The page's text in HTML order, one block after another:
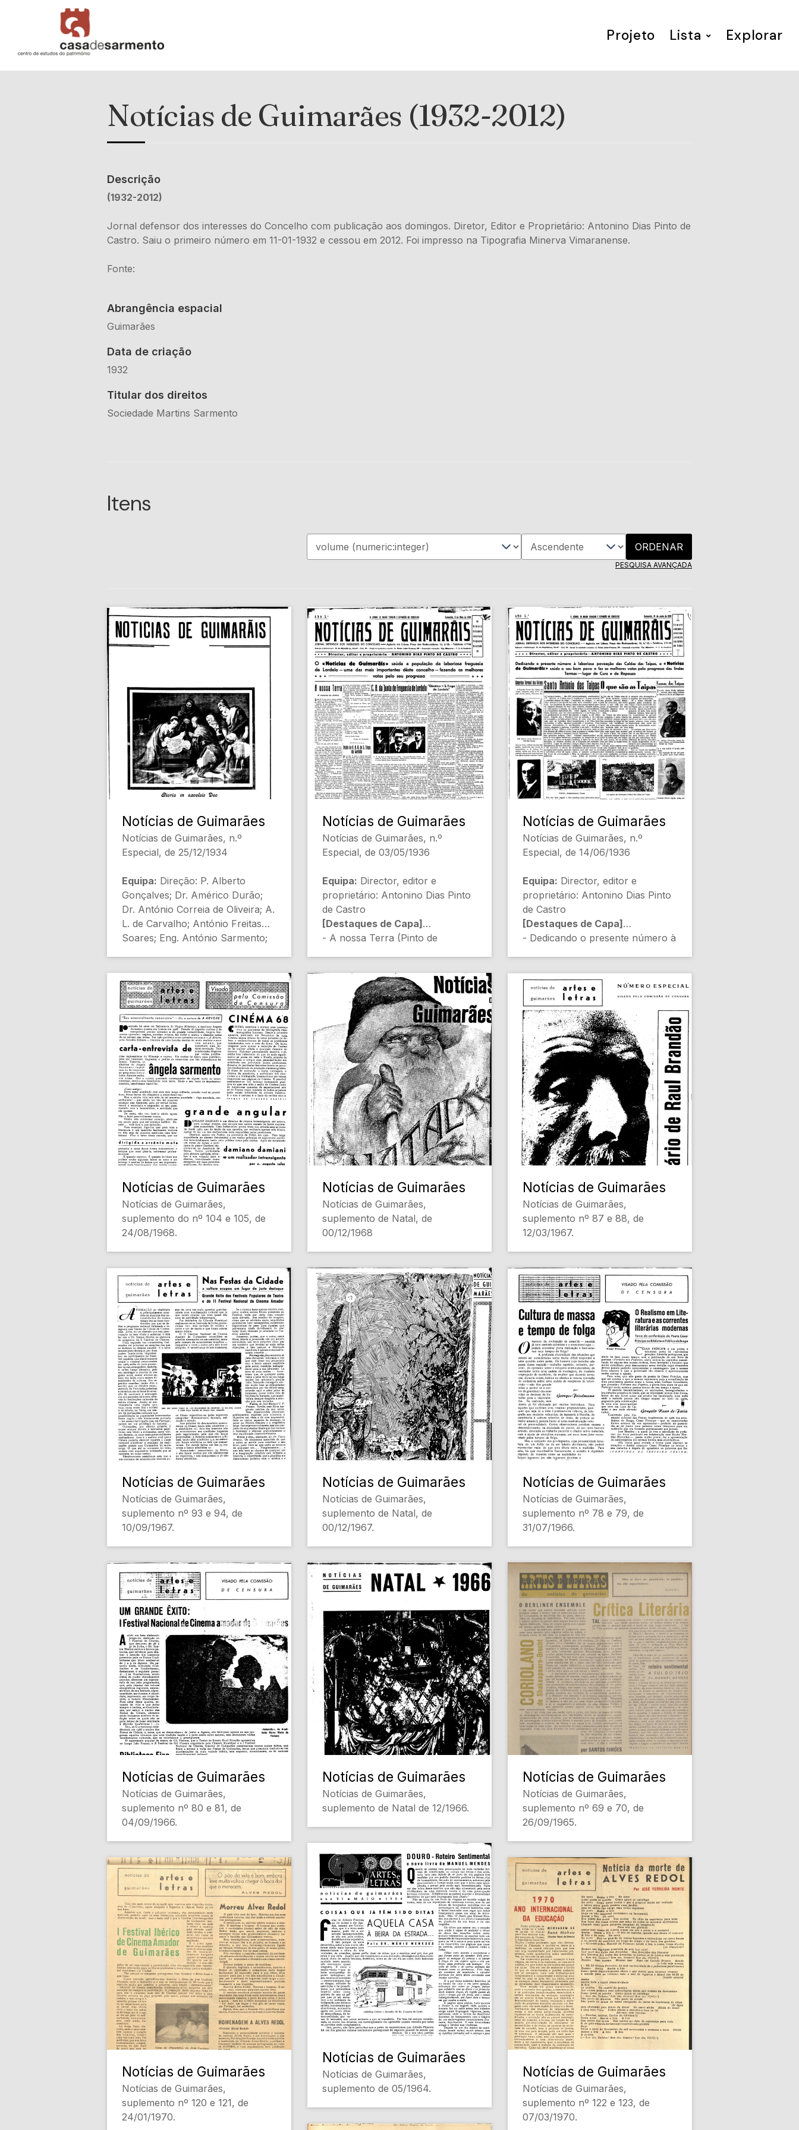
Projeto Lista Explorar
Notícias de Guimarães (1932-2012)
Descrição
(1932-2012)
Jornal defensor dos interesses do Concelho com publicação aos domingos. Diretor, Editor e Proprietário: Antonino Dias Pinto de
Castro. Saiu o primeiro número em 11-01-1932 e cessou em 2012. Foi impresso na Tipografia Minerva Vimaranense.
Fonte:
Abrangência espacial
Guimarães
Data de criação
1932
Titular dos direitos
Sociedade Martins Sarmento
Itens
ORDENAR
PESQUISA AVANÇADA
Notícias de Guimarães
Notícias de Guimarães, n.º
Especial, de 25/12/1934
Equipa: Direção: P. Alberto
Gonçalves; Dr. Américo Durão;
Dr. António Correia de Oliveira; A.
L. de Carvalho; António Freitas
Soares; Eng. António Sarmento;
Almeida; Dr. Eugênio de Castro;
Freire Pires; Jerónimo Almeida;
José Castilho; Leão Martins;
Ludovina Frias de Matos; L.
Coelho; Manuel de Guimarais; Dr.
Mariano Felgueiras; Mário de
Sousa Menezes; Dr. Nuno
Simões; Pipi; Raul Brandão; Zita
de Portugal
[Destaques de Capa]
- NOTICIAS DE GUIMARÃIS
(Vários) [Notícias locais]
- NATAL (Vários) [Religião]
[Conteúdo Gerado por
Inteligência Artificial, pode
conter erros]
Notícias de Guimarães
Notícias de Guimarães, n.º
Especial, de 03/05/1936
Equipa: Director, editor e
proprietário: Antonino Dias Pinto
de Castro
[Destaques de Capa]
- A nossa Terra (Pinto de
Lordelo (E. M.) [Segurança
pública]
- Eléctrica de S. Tiago de Lordelo
(Não indicado) [Infraestruturas]
- C. A. da Junta de Freguesia de
Lordelo (Não indicado)
[Administração local]
[Conteúdo Gerado por
Inteligência Artificial, pode
conter erros]
Notícias de Guimarães
Notícias de Guimarães, n.º
Especial, de 14/06/1936
Equipa: Director, editor e
proprietário: Antonino Dias Pinto
de Castro
[Destaques de Capa]
- Dedicando o presente número à
[Turismo Termal]
- Empresa Termal das Taipas: O
que são as Taipas (Cândido
Ribeiro Capela) [Infraestrutura
Regional]
- Estabelecimento Termal: Um
aspecto das instalações Termais
das Caldas das Taipas [Saúde e
Lazer]
[Conteúdo Gerado por
Inteligência Artificial, pode
conter erros]
Notícias de Guimarães
Notícias de Guimarães,
suplemento do nº 104 e 105, de
24/08/1968.
Notícias de Guimarães
Notícias de Guimarães,
suplemento de Natal, de
00/12/1968
Notícias de Guimarães
Notícias de Guimarães,
suplemento nº 87 e 88, de
12/03/1967.
Notícias de Guimarães
Notícias de Guimarães,
suplemento nº 93 e 94, de
10/09/1967.
Notícias de Guimarães
Notícias de Guimarães,
suplemento de Natal, de
00/12/1967.
Notícias de Guimarães
Notícias de Guimarães,
suplemento nº 78 e 79, de
31/07/1966.
Notícias de Guimarães
Notícias de Guimarães,
suplemento nº 80 e 81, de
04/09/1966.
Notícias de Guimarães
Notícias de Guimarães,
suplemento de Natal de 12/1966.
Notícias de Guimarães
Notícias de Guimarães,
suplemento nº 69 e 70, de
26/09/1965.
Notícias de Guimarães
Notícias de Guimarães,
suplemento de 05/1964.
Notícias de Guimarães
Notícias de Guimarães,
suplemento nº 120 e 121, de
24/01/1970.
Notícias de Guimarães
Notícias de Guimarães,
suplemento nº 122 e 123, de
07/03/1970.